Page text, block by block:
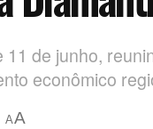
de junho,
econômico
AA